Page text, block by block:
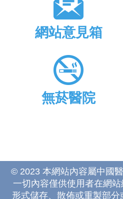
網站意見箱
無菸醫院
© 2023 本網站內容屬中國
一切內容僅供使用者在網
形式儲存、散佈或重製部